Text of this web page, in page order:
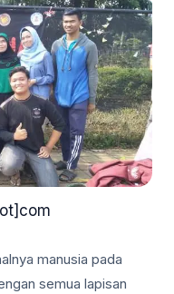
manusia pada
semua lapisan